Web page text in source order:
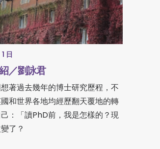
日
／劉詠君
著過去幾年的博士研究歷程，不
和世界各地均經歷翻天覆地的轉
：「讀PhD前，我是怎樣的？現
了？